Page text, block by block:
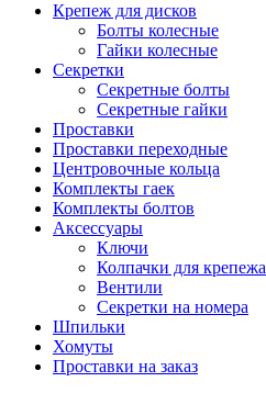
Крепеж для дисков
Болты колесные
Гайки колесные
Секретки
Секретные болты
Секретные гайки
Проставки
Проставки переходные
Центровочные кольца
Комплекты гаек
Комплекты болтов
Аксессуары
Ключи
Колпачки для крепежа
Вентили
Секретки на номера
Шпильки
Хомуты
Проставки на заказ